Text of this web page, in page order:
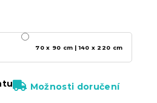
70 x 90 cm | 140 x 220 cm
Možnosti doručení